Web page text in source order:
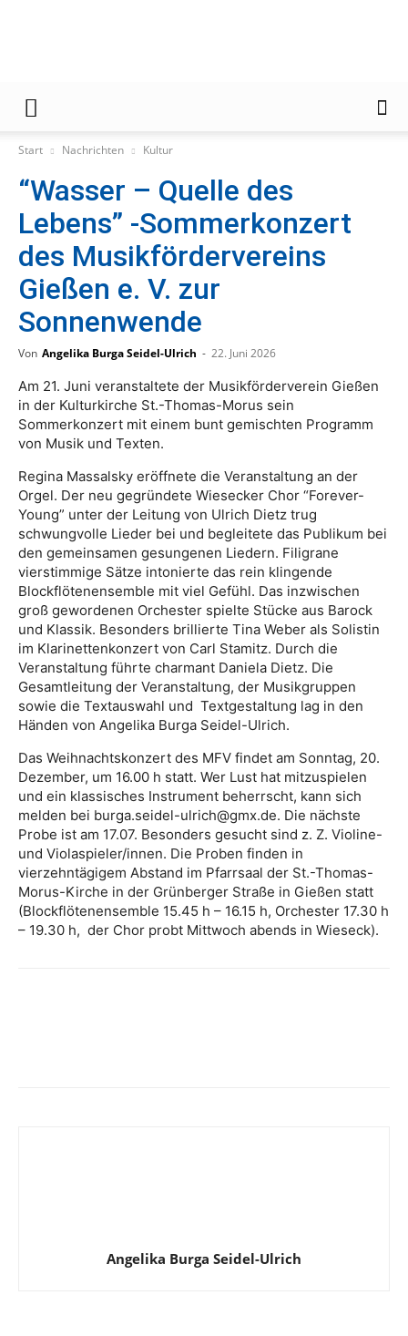
Zeitung
Start Nachrichten Kultur
“Wasser – Quelle des
Lebens” -Sommerkonzert
des Musikfördervereins
Gießen e. V. zur
Sonnenwende
Von Angelika Burga Seidel-Ulrich - 22. Juni 2026
Am 21. Juni veranstaltete der Musikförderverein Gießen
in der Kulturkirche St.-Thomas-Morus sein
Sommerkonzert mit einem bunt gemischten Programm
von Musik und Texten.
Regina Massalsky eröffnete die Veranstaltung an der
Orgel. Der neu gegründete Wiesecker Chor “Forever-
Young” unter der Leitung von Ulrich Dietz trug
schwungvolle Lieder bei und begleitete das Publikum bei
den gemeinsamen gesungenen Liedern. Filigrane
vierstimmige Sätze intonierte das rein klingende
Blockflötenensemble mit viel Gefühl. Das inzwischen
groß gewordenen Orchester spielte Stücke aus Barock
und Klassik. Besonders brillierte Tina Weber als Solistin
im Klarinettenkonzert von Carl Stamitz. Durch die
Veranstaltung führte charmant Daniela Dietz. Die
Gesamtleitung der Veranstaltung, der Musikgruppen
sowie die Textauswahl und Textgestaltung lag in den
Händen von Angelika Burga Seidel-Ulrich.
Das Weihnachtskonzert des MFV findet am Sonntag, 20.
Dezember, um 16.00 h statt. Wer Lust hat mitzuspielen
und ein klassisches Instrument beherrscht, kann sich
melden bei burga.seidel-ulrich@gmx.de. Die nächste
Probe ist am 17.07. Besonders gesucht sind z. Z. Violine-
und Violaspieler/innen. Die Proben finden in
vierzehntägigem Abstand im Pfarrsaal der St.-Thomas-
Morus-Kirche in der Grünberger Straße in Gießen statt
(Blockflötenensemble 15.45 h – 16.15 h, Orchester 17.30 h
– 19.30 h, der Chor probt Mittwoch abends in Wieseck).
Angelika Burga Seidel-Ulrich